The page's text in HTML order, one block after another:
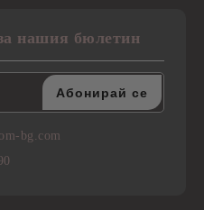
нашия бюлетин
bg.com